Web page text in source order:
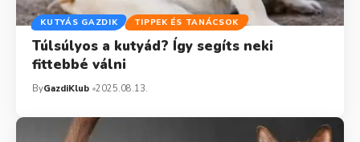
KUTYÁS GAZDIK TIPPEK ÉS TANÁCSOK
Túlsúlyos a kutyád? Így segíts neki
fittebbé válni
ByGazdiKlub 2025.08.13.